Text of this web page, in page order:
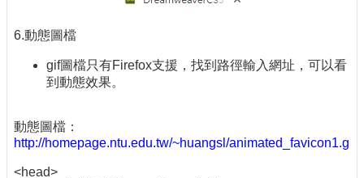
6.動態圖檔
gif圖檔只有Firefox支援，找到路徑輸入網址，可以看
到動態效果。
動態圖檔：
http://homepage.ntu.edu.tw/~huangsl/animated_favicon1.gif
<head>